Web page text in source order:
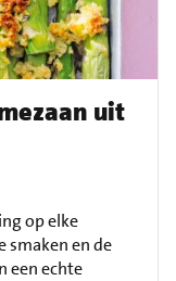
uit
op elke
en de
een echte